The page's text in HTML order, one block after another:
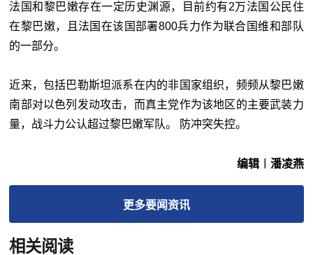
法国和黎巴嫩存在一定历史渊源，目前约有2万法国公民住
在黎巴嫩，且法国在该国部署800兵力作为联合国维和部队
的一部分。
近来，包括巴勒斯坦派系在内的非国家组织，频频从黎巴嫩
南部对以色列发动攻击，而真主党作为该地区的主要武装力
量，战斗力公认超过黎巴嫩军队。 防冲突失控。
编辑︱潘凌燕
更多要闻资讯
相关阅读